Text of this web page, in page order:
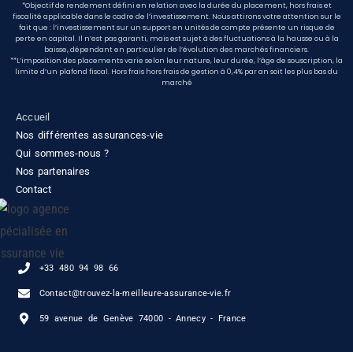
*Objectif de rendement défini en relation avec la durée du placement, hors frais et
fiscalité applicable dans le cadre de l’investissement. Nous attirons votre attention sur le
fait que : l’investissement sur un support en unités de compte présente un risque de
perte en capital. Il n’est pas garanti, mais est sujet à des fluctuations à la hausse ou à la
baisse, dépendant en particulier de l’évolution des marchés financiers.
**L’imposition des placements varie selon leur nature, leur durée, l’âge de souscription, la
limite d’un plafond fiscal. Hors frais hors frais de gestion à 0,4% par an soit les plus bas du
marché
Accueil
Nos différentes assurances-vie
Qui sommes-nous ?
Nos partenaires
Contact
+33 480 94 98 66
Contact@trouvez-la-meilleure-assurance-vie.fr
59 avenue de Genève 74000 - Annecy - France